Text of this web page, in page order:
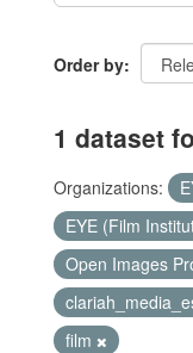
Order by
1 dataset
Organizations:
EYE (Film
Open Images
film